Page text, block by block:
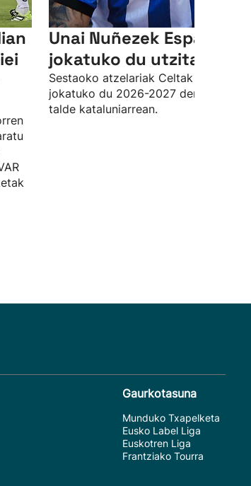
Unai Nuñezek
jokatuko du utzita
Sestaoko atzelariak Celtak utzita
jokatuko du 2026-2027 denboraldia
talde kataluniarrean.
Gaurkotasuna
Munduko Txapelketa
Eusko Label Liga
Euskotren Liga
Frantziako Tourra